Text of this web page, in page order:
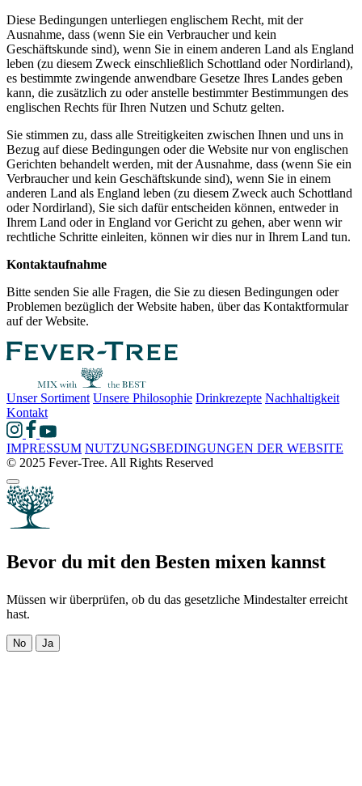
Diese Bedingungen unterliegen englischem Recht, mit der
Ausnahme, dass (wenn Sie ein Verbraucher und kein
Geschäftskunde sind), wenn Sie in einem anderen Land als England
leben (zu diesem Zweck einschließlich Schottland oder Nordirland),
es bestimmte zwingende anwendbare Gesetze Ihres Landes geben
kann, die zusätzlich zu oder anstelle bestimmter Bestimmungen des
englischen Rechts für Ihren Nutzen und Schutz gelten.
Sie stimmen zu, dass alle Streitigkeiten zwischen Ihnen und uns in
Bezug auf diese Bedingungen oder die Website nur von englischen
Gerichten behandelt werden, mit der Ausnahme, dass (wenn Sie ein
Verbraucher und kein Geschäftskunde sind), wenn Sie in einem
anderen Land als England leben (zu diesem Zweck auch Schottland
oder Nordirland), Sie sich dafür entscheiden können, entweder in
Ihrem Land oder in England vor Gericht zu gehen, aber wenn wir
rechtliche Schritte einleiten, können wir dies nur in Ihrem Land tun.
Kontaktaufnahme
Bitte senden Sie alle Fragen, die Sie zu diesen Bedingungen oder
Problemen bezüglich der Website haben, über das Kontaktformular
auf der Website.
Unser Sortiment Unsere Philosophie Drinkrezepte Nachhaltigkeit
Kontakt
IMPRESSUM NUTZUNGSBEDINGUNGEN DER WEBSITE
© 2025 Fever-Tree. All Rights Reserved
Bevor du mit den Besten mixen kannst
Müssen wir überprüfen, ob du das gesetzliche Mindestalter erreicht
hast.
No Ja